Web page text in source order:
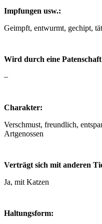
Impfungen usw.:
Geimpft, entwurmt, gechipt,
Wird durch eine
–
Charakter:
Verschmust, freundlich,
Artgenossen
Verträgt sich mit anderen
Ja, mit Katzen
Haltungsform: